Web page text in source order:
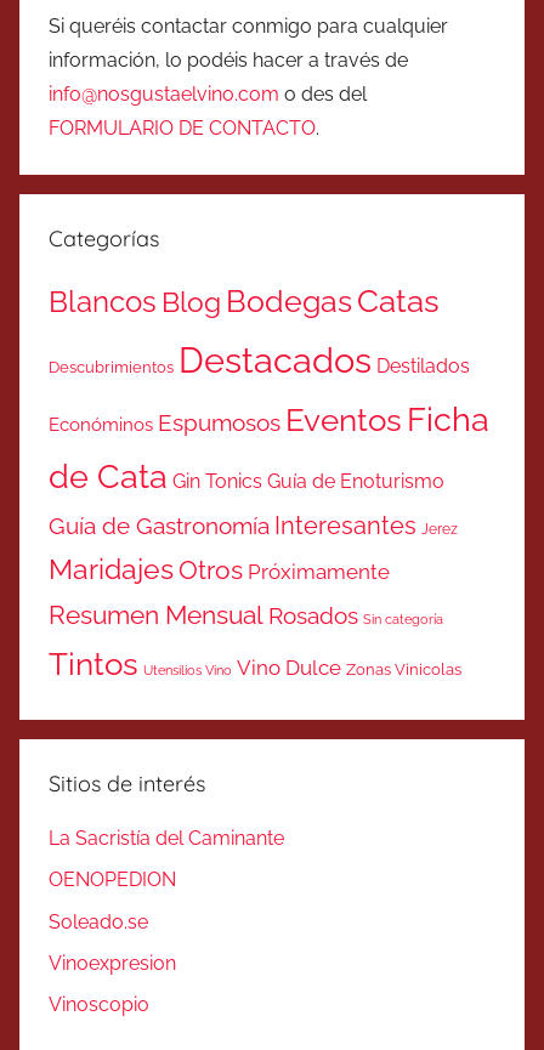
Si queréis contactar conmigo para cualquier
información, lo podéis hacer a través de
info@nosgustaelvino.com o des del
FORMULARIO DE CONTACTO.
Categorías
Blancos Blog BodegasCatas
Descubrimientos Destacados Destilados
Económinos Espumosos Eventos Ficha
de Cata Gin Tonics Guía de Enoturismo
Guía de Gastronomía Interesantes Jerez
MaridajesOtros Próximamente
Resumen Mensual Rosados Sin categoría
Tintos Utensilios Vino Vino Dulce Zonas Vinicolas
Sitios de interés
La Sacristía del Caminante
OENOPEDION
Soleado.se
Vinoexpresion
Vinoscopio